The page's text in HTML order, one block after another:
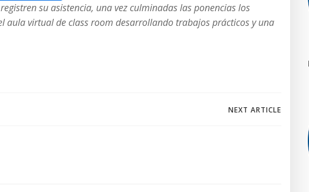
su asistencia, una vez culminadas las ponencias los
aula virtual de class room desarrollando trabajos prácticos y una
NEXT ARTICLE